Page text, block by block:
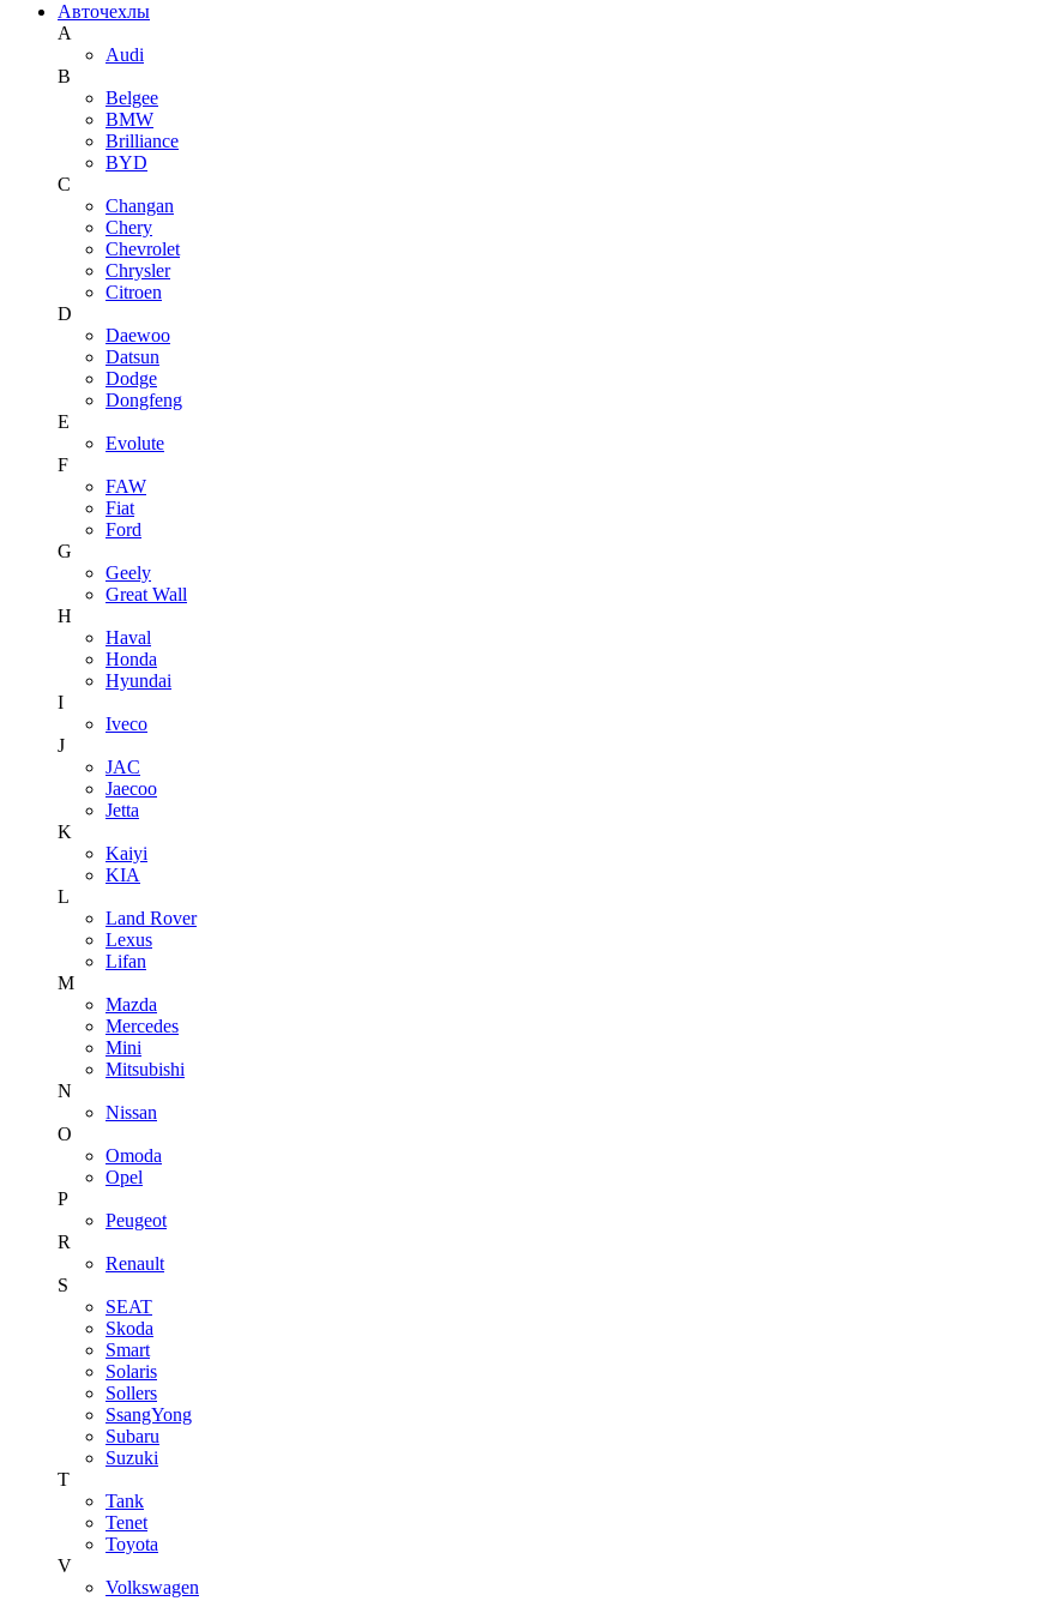
Авточехлы
A
Audi
B
Belgee
BMW
Brilliance
BYD
C
Changan
Chery
Chevrolet
Chrysler
Citroen
D
Daewoo
Datsun
Dodge
Dongfeng
E
Evolute
F
FAW
Fiat
Ford
G
Geely
Great Wall
H
Haval
Honda
Hyundai
I
Iveco
J
JAC
Jaecoo
Jetta
K
Kaiyi
KIA
L
Land Rover
Lexus
Lifan
M
Mazda
Mercedes
Mini
Mitsubishi
N
Nissan
O
Omoda
Opel
P
Peugeot
R
Renault
S
SEAT
Skoda
Smart
Solaris
Sollers
SsangYong
Subaru
Suzuki
T
Tank
Tenet
Toyota
V
Volkswagen